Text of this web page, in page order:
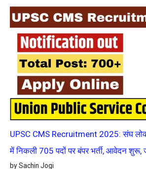
UPSC CMS Recruitment 2025: संघ
में निकली 705 पदों पर बंपर भर्ती, आवेदन शुरू,
by Sachin Jogi